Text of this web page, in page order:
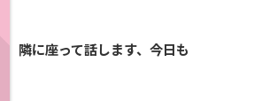
隣に座って話します、今日も